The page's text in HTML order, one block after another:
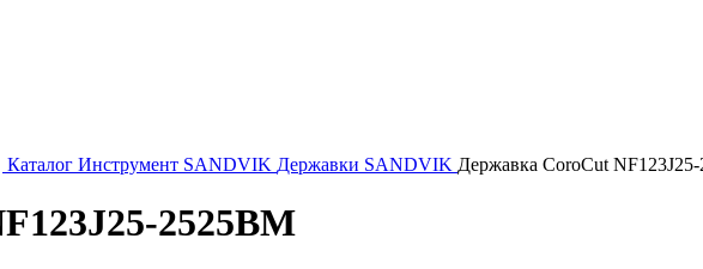
Каталог Инструмент SANDVIK Державки SANDVIK Державка CoroCut
2525BM